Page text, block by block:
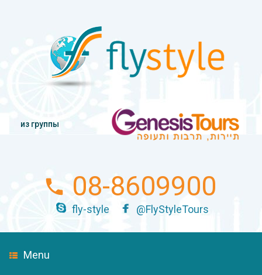
из группы
08-8609900
fly-style @FlyStyleTours
Menu